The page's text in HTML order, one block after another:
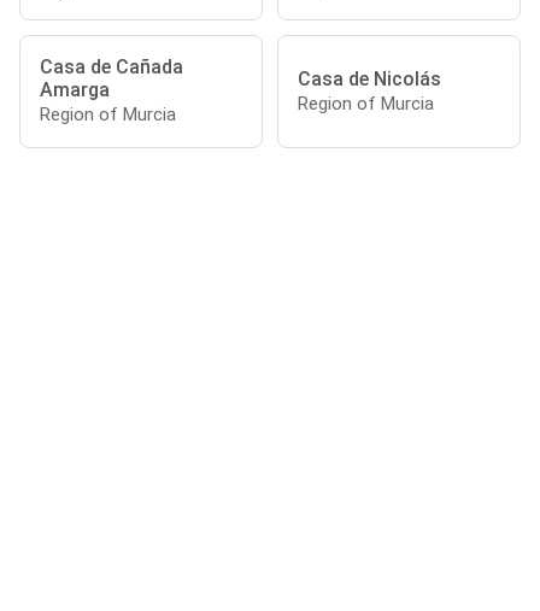
Casa de Cañada
Amarga
Region of Murcia
Casa de Nicolás
Region of Murcia